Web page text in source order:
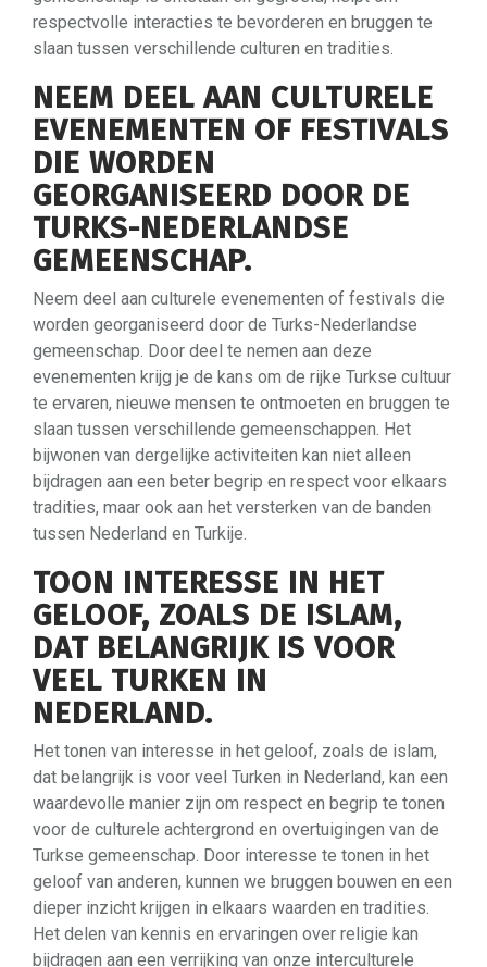
respectvolle interacties te bevorderen en bruggen te
slaan tussen verschillende culturen en tradities.
NEEM DEEL AAN CULTURELE
EVENEMENTEN OF FESTIVALS
DIE WORDEN
GEORGANISEERD DOOR DE
TURKS-NEDERLANDSE
GEMEENSCHAP.
Neem deel aan culturele evenementen of festivals die
worden georganiseerd door de Turks-Nederlandse
gemeenschap. Door deel te nemen aan deze
evenementen krijg je de kans om de rijke Turkse cultuur
te ervaren, nieuwe mensen te ontmoeten en bruggen te
slaan tussen verschillende gemeenschappen. Het
bijwonen van dergelijke activiteiten kan niet alleen
bijdragen aan een beter begrip en respect voor elkaars
tradities, maar ook aan het versterken van de banden
tussen Nederland en Turkije.
TOON INTERESSE IN HET
GELOOF, ZOALS DE ISLAM,
DAT BELANGRIJK IS VOOR
VEEL TURKEN IN
NEDERLAND.
Het tonen van interesse in het geloof, zoals de islam,
dat belangrijk is voor veel Turken in Nederland, kan een
waardevolle manier zijn om respect en begrip te tonen
voor de culturele achtergrond en overtuigingen van de
Turkse gemeenschap. Door interesse te tonen in het
geloof van anderen, kunnen we bruggen bouwen en een
dieper inzicht krijgen in elkaars waarden en tradities.
Het delen van kennis en ervaringen over religie kan
bijdragen aan een verrijking van onze interculturele